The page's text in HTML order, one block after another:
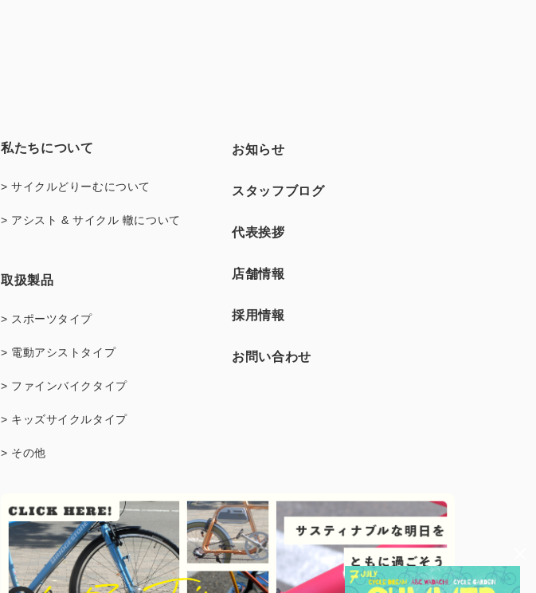
私たちについて
> サイクルどりーむについて
> アシスト & サイクル 轍について
取扱製品
> スポーツタイプ
> 電動アシストタイプ
> ファインバイクタイプ
> キッズサイクルタイプ
> その他
お知らせ
スタッフブログ
代表挨拶
店舗情報
採用情報
お問い合わせ